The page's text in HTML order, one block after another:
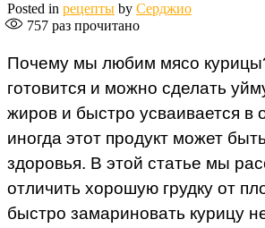
Posted in рецепты by Серджио
757 раз прочитано
Почему мы любим мясо
готовится и можно сделать
жиров и быстро усваивается в
иногда этот продукт может
здоровья. В этой статье мы
отличить хорошую грудку от
быстро замариновать курицу